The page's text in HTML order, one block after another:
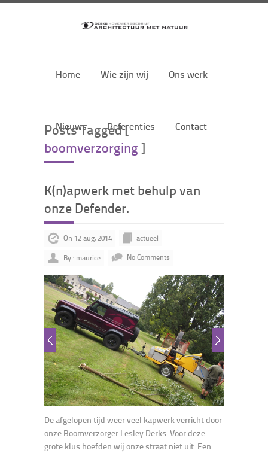
Home Wie zijn wij Ons werk
Nieuws Referenties Contact
Posts Tagged [
boomverzorging]
K(n)apwerk met behulp van
onze Defender.
On 12 aug, 2014
actueel
By : maurice
No Comments
De afgelopen tijd weer veel kapwerk verricht door
onze Boomverzorger Lesley Derks. Voor deze
grote klus hoefden wij onze straat niet uit. Een